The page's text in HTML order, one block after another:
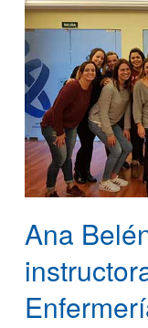
Ana